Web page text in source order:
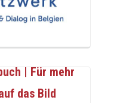
| Für mehr
das Bild